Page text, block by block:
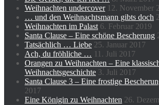
Weihnachten undercover 12. November
… und den Weihnachtsmann gibts doch
Weihnachten im Palast 6. Februar 2019
Santa Clause – Eine schöne Bescherung
Tatsächlich … Liebe 25. Januar 2017
Ach, du fröhliche … 11. Juli 2017
Orangen zu Weihnachten – Eine
Weihnachtsgeschichte 3. Juli 2017
Santa Clause 3 – Eine frostige
2017
Eine Königin zu Weihnachten 26.